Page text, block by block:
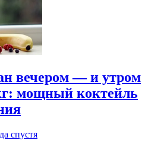
вечером — и утром
мощный коктейль
спустя